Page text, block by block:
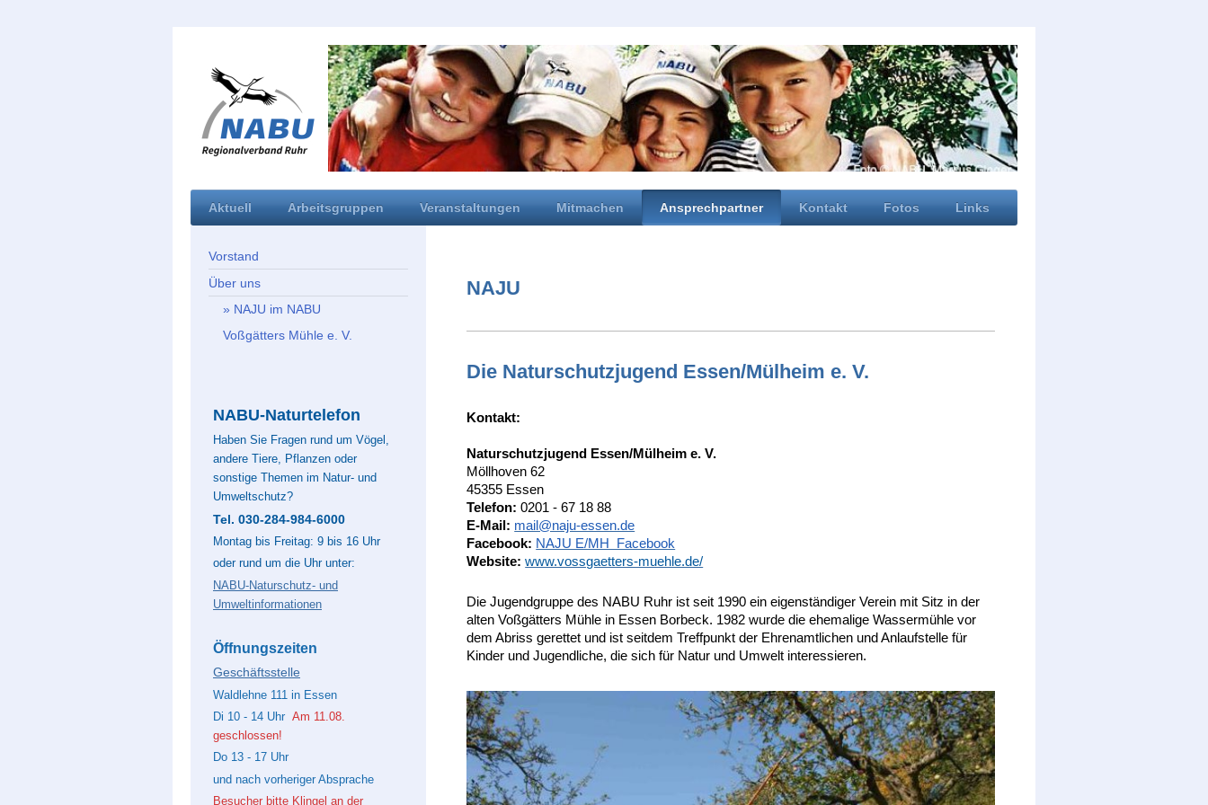
Aktuell Arbeitsgruppen Veranstaltungen Mitmachen Ansprechpartner Kontakt Fotos Links
NAJU
Die Naturschutzjugend Essen/Mülheim e. V.
Kontakt:
Naturschutzjugend Essen/Mülheim e. V.
Möllhoven 62
45355 Essen
Telefon: 0201 - 67 18 88
E-Mail: mail@naju-essen.de
Facebook: NAJU E/MH Facebook
Website: www.vossgaetters-muehle.de/
Die Jugendgruppe des NABU Ruhr ist seit 1990 ein eigenständiger Verein mit Sitz in der
alten Voßgätters Mühle in Essen Borbeck. 1982 wurde die ehemalige Wassermühle vor
dem Abriss gerettet und ist seitdem Treffpunkt der Ehrenamtlichen und Anlaufstelle für
Kinder und Jugendliche, die sich für Natur und Umwelt interessieren.
Vorstand
Über uns
NAJU im NABU
Voßgätters Mühle e. V.
NABU-Naturtelefon
Haben Sie Fragen rund um Vögel,
andere Tiere, Pflanzen oder
sonstige Themen im Natur- und
Umweltschutz?
Tel. 030-284-984-6000
Montag bis Freitag: 9 bis 16 Uhr
oder rund um die Uhr unter:
NABU-Naturschutz- und
Umweltinformationen
Öffnungszeiten
Geschäftsstelle
Waldlehne 111 in Essen
Di 10 - 14 Uhr Am 11.08.
geschlossen!
Do 13 - 17 Uhr
und nach vorheriger Absprache
Besucher bitte Klingel an der